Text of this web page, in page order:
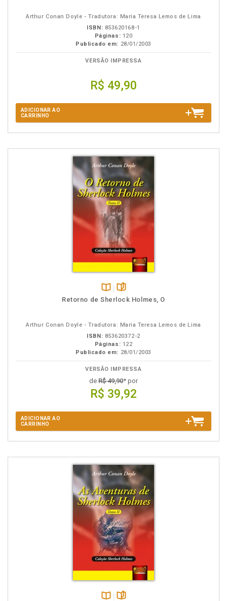
Arthur Conan Doyle - Tradutora: Maria Teresa Lemos de Lima
ISBN: 853620168-1
Páginas: 120
Publicado em: 28/01/2003
VERSÃO IMPRESSA
R$ 49,90
ADICIONAR AO
CARRINHO
Disponível
páginas
Retorno de Sherlock Holmes, O
Arthur Conan Doyle - Tradutora: Maria Teresa Lemos de Lima
ISBN: 853620372-2
Páginas: 122
Publicado em: 28/01/2003
VERSÃO IMPRESSA
de R$ 49,90* por
R$ 39,92
ADICIONAR AO
CARRINHO